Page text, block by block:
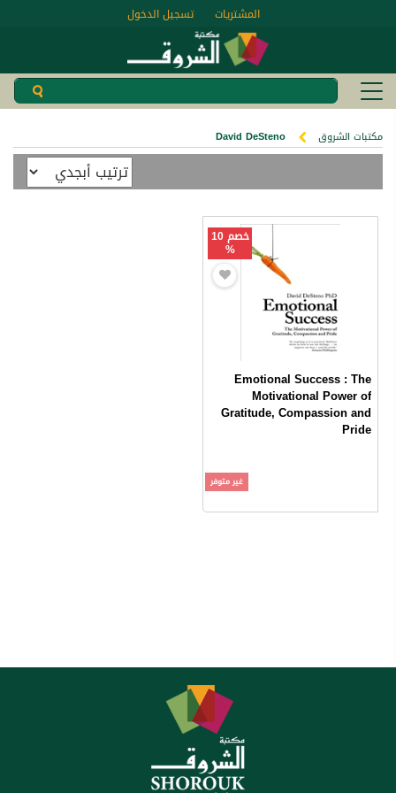
تسجيل الدخول المشتريات
مكتبات الشروق David DeSteno
خصم 10
%
Emotional Success : The
Motivational Power of
Gratitude, Compassion and
Pride
غير متوفر